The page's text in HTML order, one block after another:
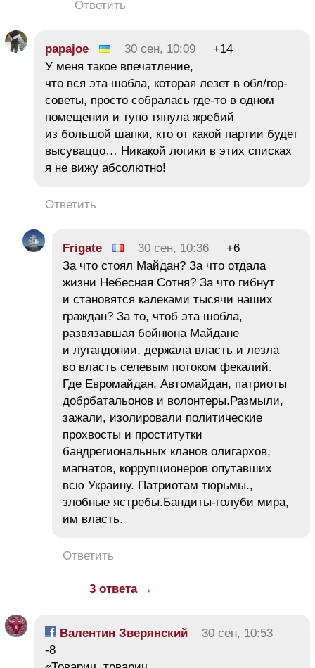
Ответить
papajoe 30 сен, 10:09
+14
У меня такое впечатление,
что вся эта шобла, которая лезет в обл/гор-
советы, просто собралась где-то в одном
помещении и тупо тянула жребий
из большой шапки, кто от какой партии будет
высуваццо… Никакой логики в этих списках
я не вижу абсолютно!
Ответить
Frigate 30 сен, 10:36
+6
За что стоял Майдан? За что отдала
жизни Небесная Сотня? За что гибнут
и становятся калеками тысячи наших
граждан? За то, чтоб эта шобла,
развязавшая бойнюна Майдане
и лугандонии, держала власть и лезла
во власть селевым потоком фекалий.
Где Евромайдан, Автомайдан, патриоты
добрбатальонов и волонтеры.Размыли,
зажали, изолировали политические
прохвосты и проститутки
бандрегиональных кланов олигархов,
магнатов, коррупционеров опутавших
всю Украину. Патриотам тюрьмы.,
злобные ястребы.Бандиты-голуби мира,
им власть.
Ответить
3 ответа →
Валентин Зверянский
30 сен, 10:53
-8